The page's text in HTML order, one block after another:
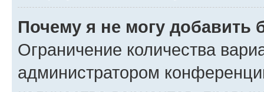
Почему я не могу добавить
Ограничение количества
администратором